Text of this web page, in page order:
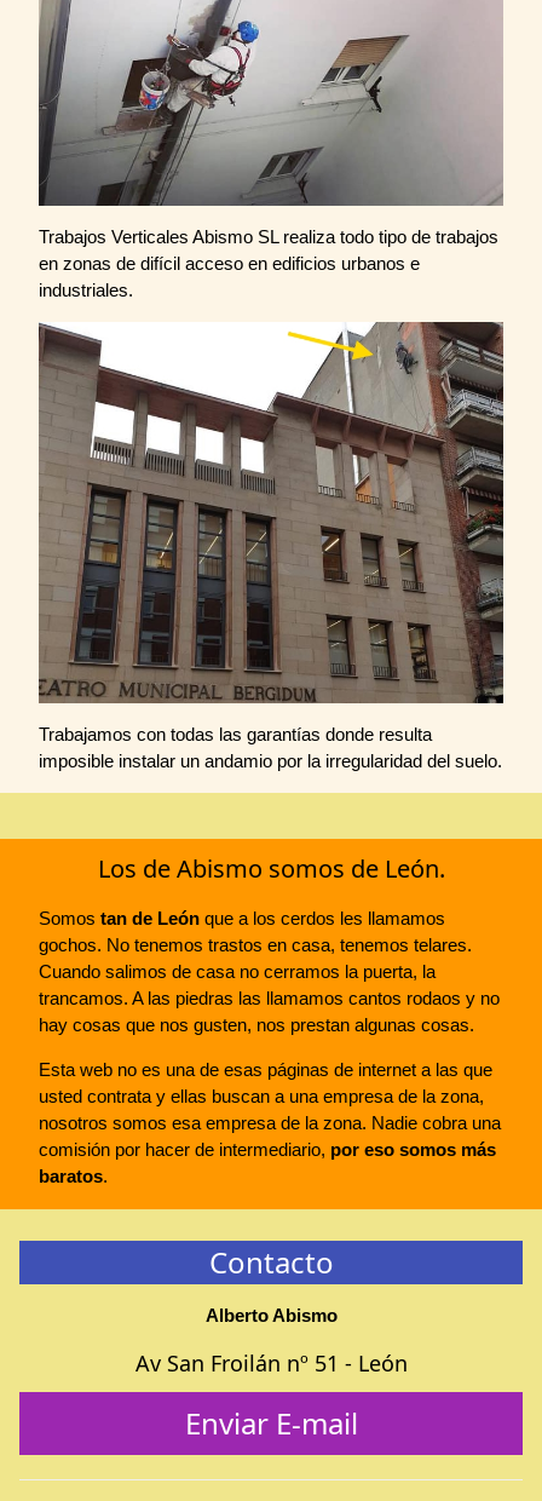
Trabajos Verticales Abismo SL realiza todo tipo de trabajos
en zonas de difícil acceso en edificios urbanos e
industriales.
Trabajamos con todas las garantías donde resulta
imposible instalar un andamio por la irregularidad del suelo.
Los de Abismo somos de León.
Somos tan de León que a los cerdos les llamamos
gochos. No tenemos trastos en casa, tenemos telares.
Cuando salimos de casa no cerramos la puerta, la
trancamos. A las piedras las llamamos cantos rodaos y no
hay cosas que nos gusten, nos prestan algunas cosas.
Esta web no es una de esas páginas de internet a las que
usted contrata y ellas buscan a una empresa de la zona,
nosotros somos esa empresa de la zona. Nadie cobra una
comisión por hacer de intermediario, por eso somos más
baratos.
Contacto
Alberto Abismo
Av San Froilán nº 51 - León
Enviar E-mail